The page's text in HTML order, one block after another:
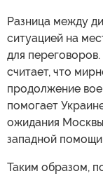
Разница между
ситуацией на
для
считает, что
продолжение
помогает
ожидания
западной помощи.
Таким образом,